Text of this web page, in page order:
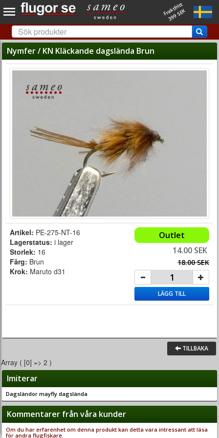
Fraktfritt
399 SEK
Nymfer / KN Kläckande dagslända Brun
Artikel: PE-275-NT-16
Lagerstatus: i lager
Storlek: 16
Färg: Brun
Krok: Maruto d31
Outlet
14.00 SEK
18.00 SEK
LÄGG TILL
TILLBAKA
Array ( [0] => 2 )
Imiterar
Dagsländor mayfly dagslända
Kommentarer från våra kunder
Om du har erfarenhet om denna produkt kan detta vara intressant att läsa
för andra flugfiskare.